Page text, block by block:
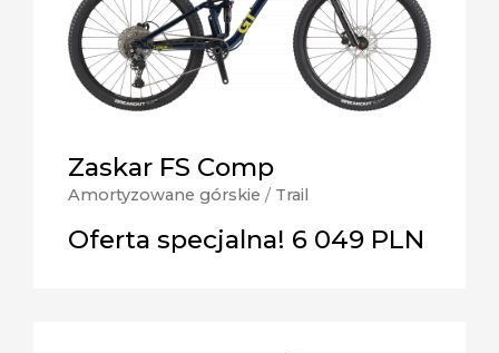
Zaskar FS Comp
Amortyzowane górskie / Trail
Oferta specjalna! 6 049 PLN